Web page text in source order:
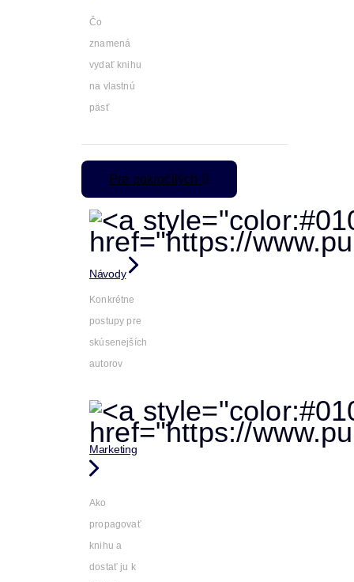
Čo
znamená
vydať knihu
na vlastnú
päsť
Pre pokročilých
Návody
Konkrétne
postupy pre
skúsenejších
autorov
Marketing
Ako
propagovať
knihu a
dostať ju k